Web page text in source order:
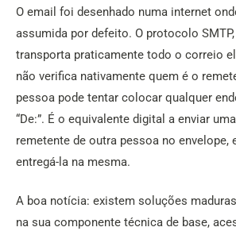
O email foi desenhado numa internet
assumida por defeito. O protocolo
transporta praticamente todo o correio
não verifica nativamente quem é o
pessoa pode tentar colocar qualquer
“De:”. É o equivalente digital a enviar
remetente de outra pessoa no envelope,
entregá-la na mesma.
A boa notícia: existem soluções
na sua componente técnica de base,